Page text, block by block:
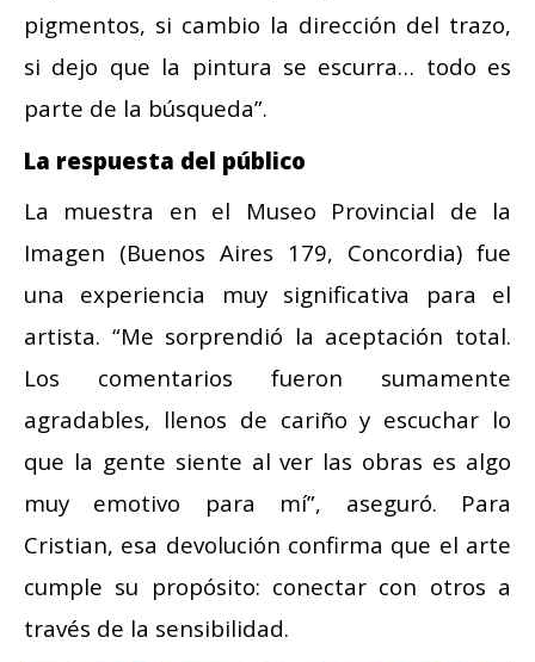
pigmentos, si cambio la dirección del trazo,
si dejo que la pintura se escurra… todo es
parte de la búsqueda”.
La respuesta del público
La muestra en el Museo Provincial de la
Imagen (Buenos Aires 179, Concordia) fue
una experiencia muy significativa para el
artista. “Me sorprendió la aceptación total.
Los comentarios fueron sumamente
agradables, llenos de cariño y escuchar lo
que la gente siente al ver las obras es algo
muy emotivo para mí”, aseguró. Para
Cristian, esa devolución confirma que el arte
cumple su propósito: conectar con otros a
través de la sensibilidad.